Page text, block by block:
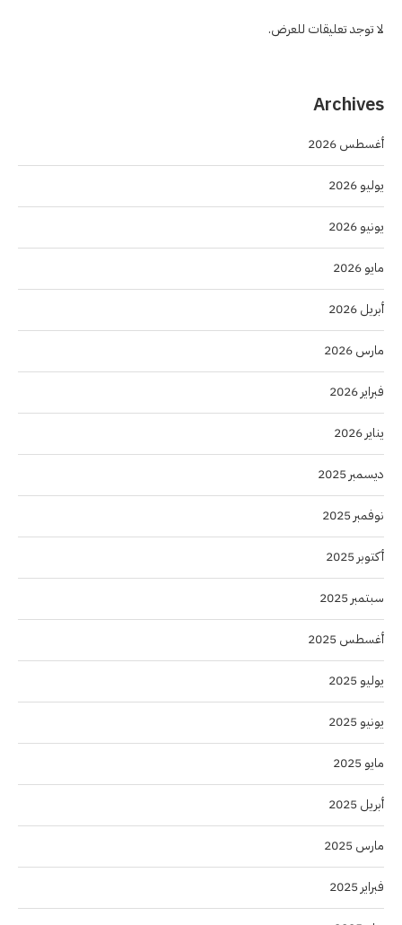
لا توجد تعليقات للعرض.
Archives
أغسطس 2026
يوليو 2026
يونيو 2026
مايو 2026
أبريل 2026
مارس 2026
فبراير 2026
يناير 2026
ديسمبر 2025
نوفمبر 2025
أكتوبر 2025
سبتمبر 2025
أغسطس 2025
يوليو 2025
يونيو 2025
مايو 2025
أبريل 2025
مارس 2025
فبراير 2025